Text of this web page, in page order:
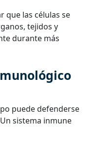
que las células se
tejidos y
durante más
puede defenderse
sistema inmune